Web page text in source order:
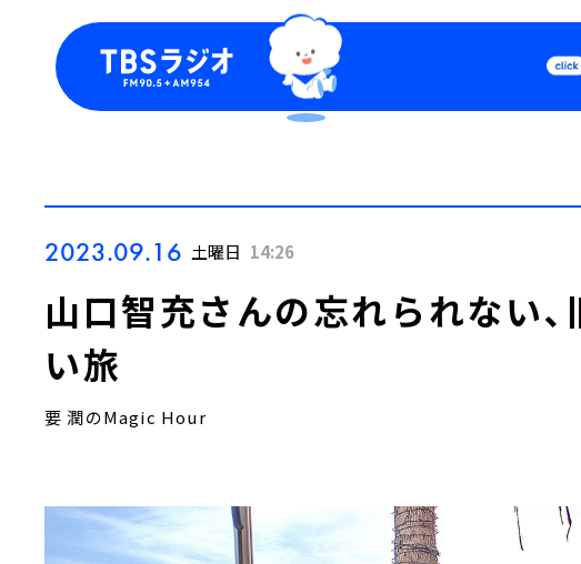
Podcast
2023.09.16 土曜日 14:26
山口智充さんの忘れられない
い旅
要 潤のMagic Hour